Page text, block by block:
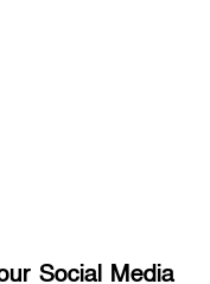
Social Media